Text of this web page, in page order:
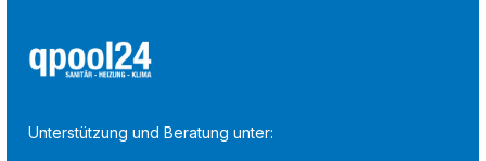
Unterstützung und Beratung unter: